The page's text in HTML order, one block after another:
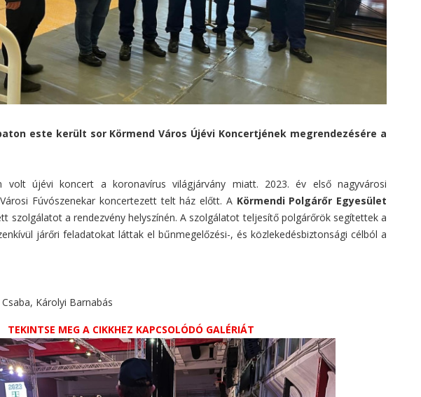
este került sor Körmend Város Újévi Koncertjének megrendezésére a
újévi koncert a koronavírus világjárvány miatt. 2023. év első nagyvárosi
Fúvószenekar koncertezett telt ház előtt. A Körmendi Polgárőr Egyesület
szolgálatot a rendezvény helyszínén. A szolgálatot teljesítő polgárőrök segítettek a
járőri feladatokat láttak el bűnmegelőzési-, és közlekedésbiztonsági célból a
Károlyi Barnabás
TEKINTSE MEG A CIKKHEZ KAPCSOLÓDÓ GALÉRIÁT